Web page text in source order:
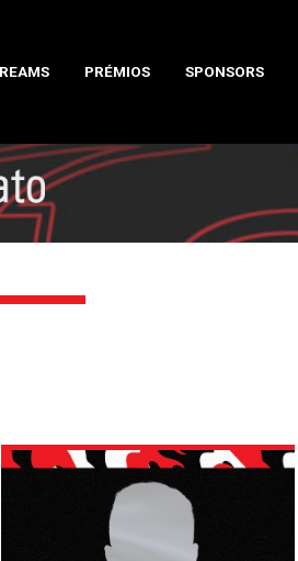
PRÉMIOS SPONSORS